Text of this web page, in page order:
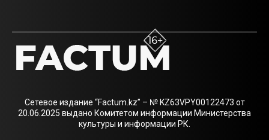
Сетевое издание “Factum.kz” – № KZ63VPY00122473 от
20.06.2025 выдано Комитетом информации Министерства
культуры и информации РК.